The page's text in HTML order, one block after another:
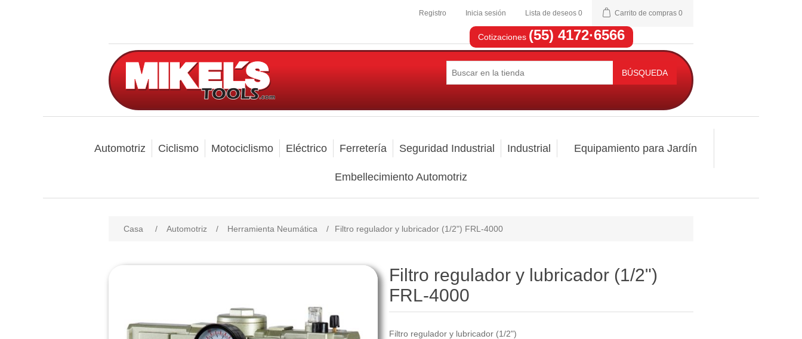
Registro Inicia sesión Lista de deseos 0 Carrito de compras 0
Cotizaciones (55) 4172·6566
BÚSQUEDA
Automotriz Ciclismo Motociclismo Eléctrico Ferretería Seguridad Industrial Industrial Equipamiento para Jardín
Embellecimiento Automotriz
Casa / Automotriz / Herramienta Neumática / Filtro regulador y lubricador (1/2") FRL-4000
Filtro regulador y lubricador (1/2")
FRL-4000
Filtro regulador y lubricador (1/2")